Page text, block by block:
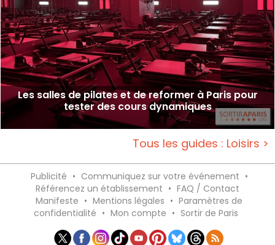
Les salles de pilates et de reformer à Paris pour
tester des cours dynamiques
Tous les guides : Loisirs >
Publicité • Communiquez sur votre événement •
Référencez un établissement • FAQ / Contact
Manifeste • Mentions légales • Paramètres de
confidentialité • Mon compte • Sortir de Paris